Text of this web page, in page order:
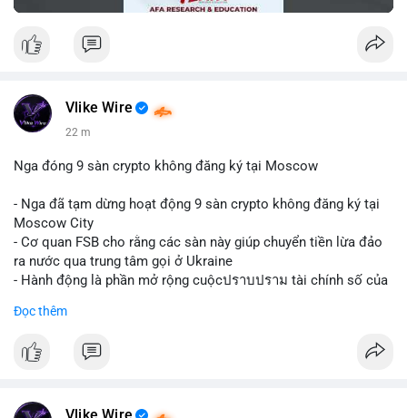
Vlike Wire
22 m
Nga đóng 9 sàn crypto không đăng ký tại Moscow
- Nga đã tạm dừng hoạt động 9 sàn crypto không đăng ký tại
Moscow City
- Cơ quan FSB cho rằng các sàn này giúp chuyển tiền lừa đảo
ra nước qua trung tâm gọi ở Ukraine
- Hành động là phần mở rộng cuộcปราบปราม tài chính số của
📰 Nguồn: Cointelegraph
Đọc thêm